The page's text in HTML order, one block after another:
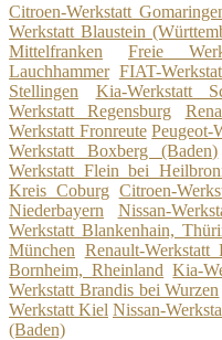
Citroen-Werkstatt
Werkstatt Blaustein
Mittelfranken
Freie
Lauchhammer FIAT-
Stellingen
Kia-Werkstatt
Werkstatt Regensburg
Werkstatt Fronreute Peugeot-
Werkstatt Boxberg (Baden)
Werkstatt Flein bei
Kreis Coburg Citroen-
Niederbayern
Nissan-
Werkstatt Blankenhain,
München Renault-
Bornheim, Rheinland Kia-
Werkstatt Brandis bei Wurzen
Werkstatt Kiel Nissan-
(Baden)